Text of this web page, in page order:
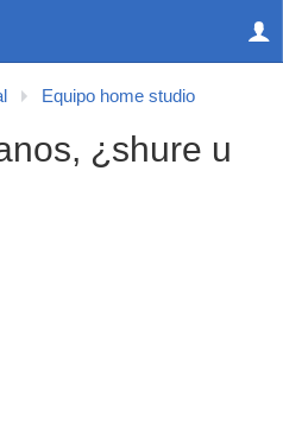
Equipo home studio
¿shure u